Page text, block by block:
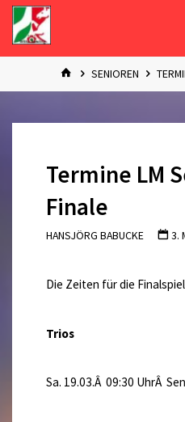
Zum
Inhalt
springen
STARTSENIOREN
Termine LM
Finale
HANSJÖRG BABUCKE 3.
Die Zeiten für die
Trios
Sa. 19.03.Â 09:30 UhrÂ